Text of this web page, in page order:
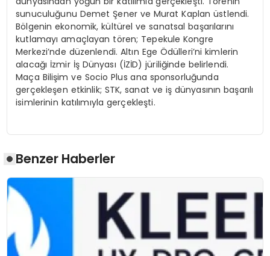
sunuculuğunu Demet Şener ve Murat Kaplan üstlendi.
Bölgenin ekonomik, kültürel ve sanatsal başarılarını
kutlamayı amaçlayan tören; Tepekule Kongre
Merkezi’nde düzenlendi. Altın Ege Ödülleri’ni kimlerin
alacağı İzmir İş Dünyası (İZİD) jüriliğinde belirlendi.
Maça Bilişim ve Socio Plus ana sponsorluğunda
gerçekleşen etkinlik; STK, sanat ve iş dünyasının başarılı
isimlerinin katılımıyla gerçekleşti.
Benzer Haberler